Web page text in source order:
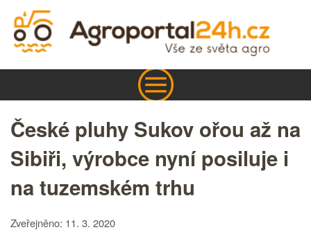
České pluhy Sukov ořou až na
Sibiři, výrobce nyní posiluje i
na tuzemském trhu
Zveřejněno: 11. 3. 2020